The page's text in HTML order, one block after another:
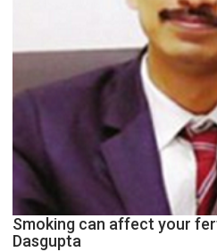
Smoking can affect your
Dasgupta